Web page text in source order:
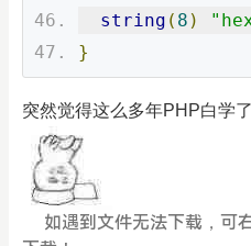
string ( 8 )
}
突然觉得这么多年PHP白学了
如遇到文件无法下载，可